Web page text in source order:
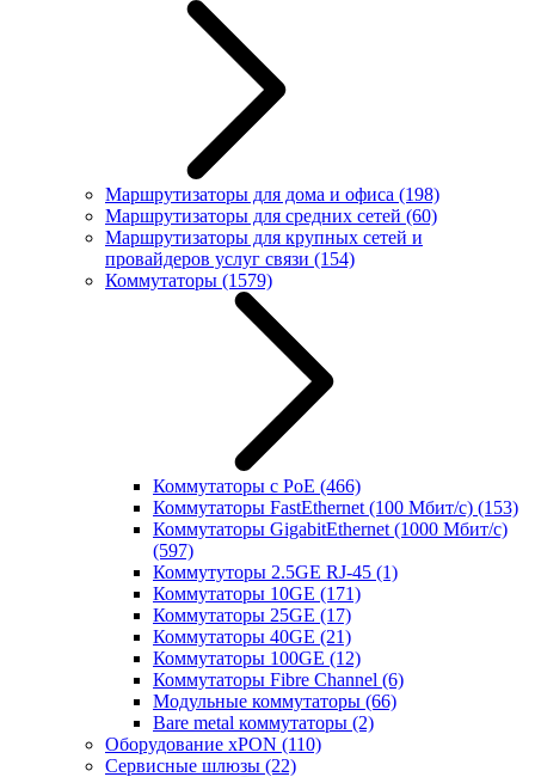
Маршрутизаторы для дома и офиса (198)
Маршрутизаторы для средних сетей (60)
Маршрутизаторы для крупных сетей и
провайдеров услуг связи (154)
Коммутаторы (1579)
Коммутаторы с PoE (466)
Коммутаторы FastEthernet (100 Мбит/с) (153)
Коммутаторы GigabitEthernet (1000 Мбит/с)
(597)
Коммутуторы 2.5GE RJ-45 (1)
Коммутаторы 10GE (171)
Коммутаторы 25GE (17)
Коммутаторы 40GE (21)
Коммутаторы 100GE (12)
Коммутаторы Fibre Channel (6)
Модульные коммутаторы (66)
Bare metal коммутаторы (2)
Оборудование xPON (110)
Сервисные шлюзы (22)